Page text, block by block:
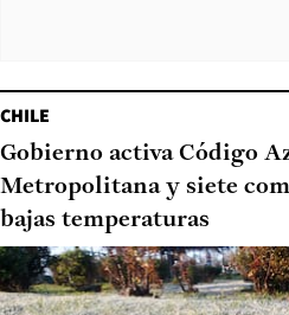
CHILE
Gobierno activa Código
Metropolitana y siete
bajas temperaturas